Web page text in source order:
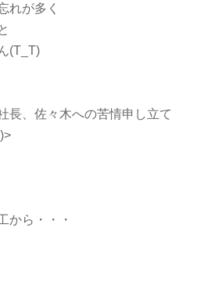
れが多く
(T_T)
長、佐々木への苦情申し立て
から・・・